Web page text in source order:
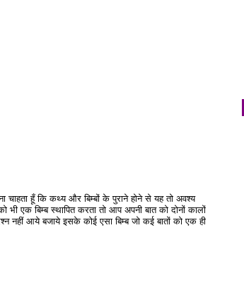
चाहता हूँ कि कथ्य और बिम्बों के पुराने होने से यह तो अवश्य
एक बिम्ब स्थापित करता तो आप अपनी बात को दोनों कालों
नहीं आये बजाये इसके कोई एसा बिम्ब जो कई बातों को एक ही